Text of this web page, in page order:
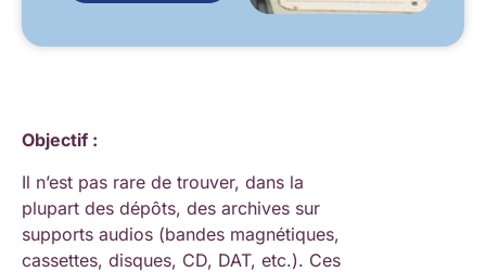
Objectif :
Il n’est pas rare de trouver, dans la
plupart des dépôts, des archives sur
supports audios (bandes magnétiques,
cassettes, disques, CD, DAT, etc.). Ces